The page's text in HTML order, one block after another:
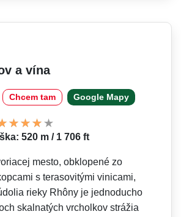
a vína
Chcem tam Google Mapy
520 m / 1 706 ft
mesto, obklopené zo
s terasovitými vinicami,
rieky Rhôny je jednoducho
skalnatých vrcholkov strážia